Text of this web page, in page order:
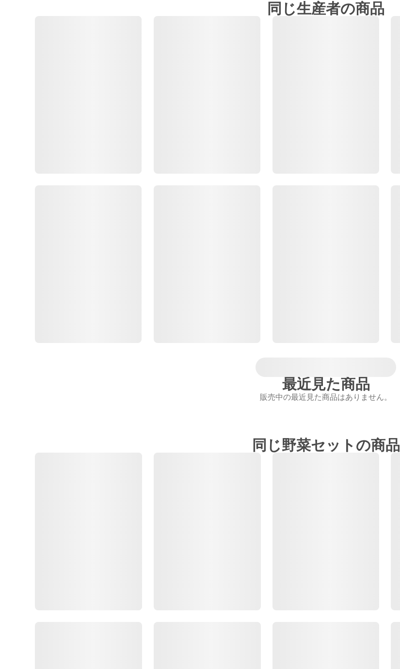
同じ生産者の商品
最近見た商品
販売中の最近見た商品はありません。
同じ野菜セットの商品